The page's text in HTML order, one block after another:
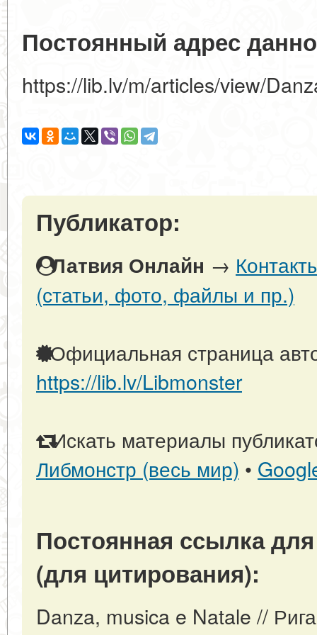
Постоянный адрес
https://lib.lv/m/articles/view/
Публикатор:
Латвия Онлайн →
(статьи, фото, файлы и пр.)
Официальная страница
https://lib.lv/Libmonster
Искать материалы
Либмонстр (весь мир) •
Постоянная ссылка
(для цитирования):
Danza, musica e Natale //